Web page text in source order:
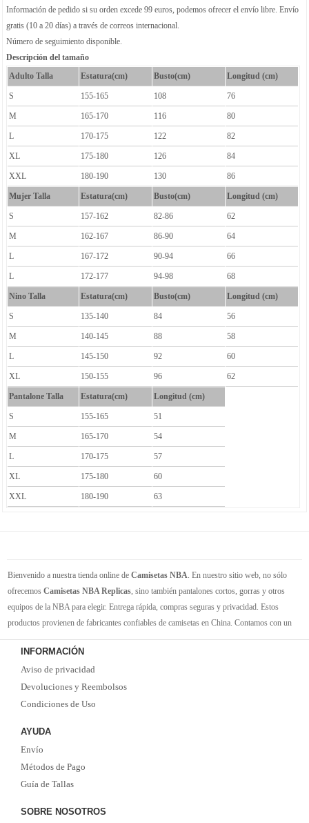
Información de pedido si su orden excede 99 euros, podemos ofrecer el envío libre. Envío
gratis (10 a 20 días) a través de correos internacional.
Número de seguimiento disponible.
Descripción del tamaño
Adulto Talla
Estatura(cm) Busto(cm) Longitud (cm)
S 155-165 108 76
M 165-170 116 80
L 170-175 122 82
XL 175-180 126 84
XXL 180-190 130 86
Mujer Talla Estatura(cm) Busto(cm) Longitud (cm)
S 157-162 82-86 62
M 162-167 86-90 64
L 167-172 90-94 66
L 172-177 94-98 68
Nino Talla Estatura(cm) Busto(cm) Longitud (cm)
S 135-140 84 56
M 140-145 88 58
L 145-150 92 60
XL 150-155 96 62
Pantalone Talla Estatura(cm) Longitud (cm)
S 155-165 51
M 165-170 54
L 170-175 57
XL 175-180 60
XXL 180-190 63
Bienvenido a nuestra tienda online de Camisetas NBA. En nuestro sitio web, no sólo
ofrecemos Camisetas NBA Replicas, sino también pantalones cortos, gorras y otros
equipos de la NBA para elegir. Entrega rápida, compras seguras y privacidad. Estos
productos provienen de fabricantes confiables de camisetas en China. Contamos con un
gran inventario de camisetas de la NBA. Disponible en varios tamaños. Siéntete orgulloso
de tus equipos y jugadores favoritos. ¡Envío rápido! ¡Tiempo de entrega corto! ¡Oportuna
y buena comunicación! ¡Ofertas actualizadas y camisetas nuevas de vez en cuando!
Satisfacer las necesidades de cada cliente.
INFORMACIÓN
Aviso de privacidad
Devoluciones y Reembolsos
Condiciones de Uso
AYUDA
Envío
Métodos de Pago
Guía de Tallas
SOBRE NOSOTROS